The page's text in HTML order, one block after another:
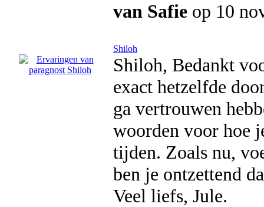
van Safie op 10
Shiloh
Shiloh, Bedankt
exact hetzelfde
ga vertrouwen
woorden voor hoe
tijden. Zoals nu,
ben je ontzettend
Veel liefs, Jule.